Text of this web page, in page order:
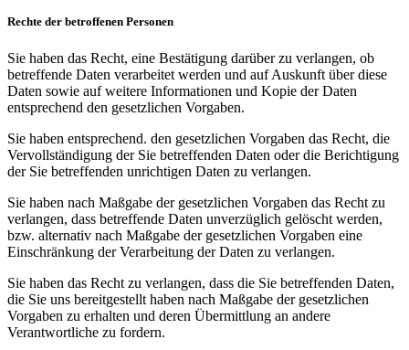
Rechte der betroffenen Personen
Sie haben das Recht, eine Bestätigung darüber zu verlangen, ob
betreffende Daten verarbeitet werden und auf Auskunft über diese
Daten sowie auf weitere Informationen und Kopie der Daten
entsprechend den gesetzlichen Vorgaben.
Sie haben entsprechend. den gesetzlichen Vorgaben das Recht, die
Vervollständigung der Sie betreffenden Daten oder die Berichtigung
der Sie betreffenden unrichtigen Daten zu verlangen.
Sie haben nach Maßgabe der gesetzlichen Vorgaben das Recht zu
verlangen, dass betreffende Daten unverzüglich gelöscht werden,
bzw. alternativ nach Maßgabe der gesetzlichen Vorgaben eine
Einschränkung der Verarbeitung der Daten zu verlangen.
Sie haben das Recht zu verlangen, dass die Sie betreffenden Daten,
die Sie uns bereitgestellt haben nach Maßgabe der gesetzlichen
Vorgaben zu erhalten und deren Übermittlung an andere
Verantwortliche zu fordern.